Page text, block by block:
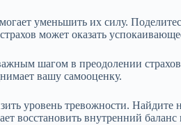
уменьшить их силу.
может оказать
шагом в преодолении
вашу самооценку.
уровень тревожности. Найдите
восстановить внутренний баланс